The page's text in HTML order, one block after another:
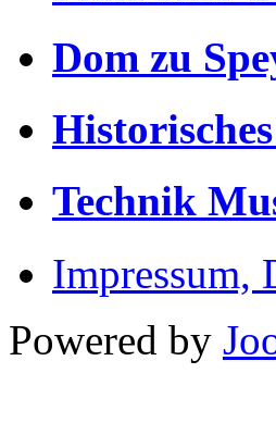
Dom zu
Technik
Impressum,
Powered by